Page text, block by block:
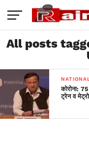
All posts
कोरोना:
ट्रेन व